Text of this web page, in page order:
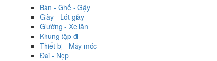
Bàn - Ghế - Gậy
Giày - Lót giày
Giường - Xe lăn
Khung tập đi
Thiết bị - Máy móc
Đai - Nẹp